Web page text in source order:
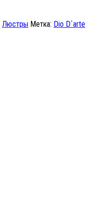
Люстры Метка: Dio D`arte